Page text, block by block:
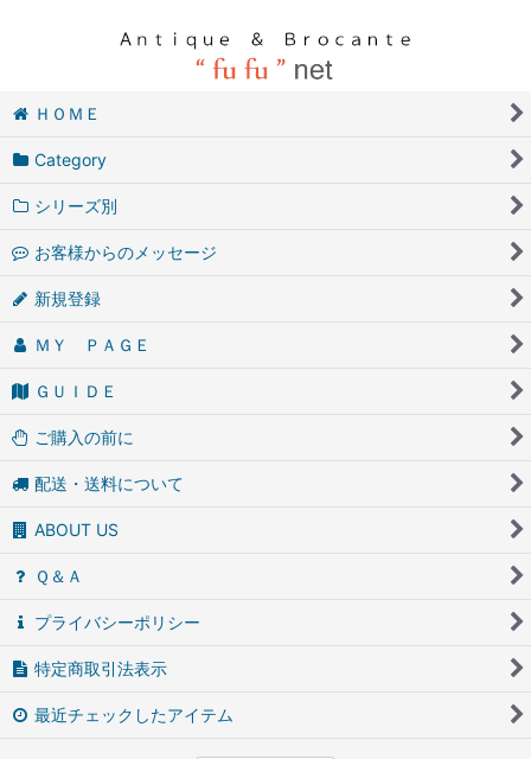
ＨＯＭＥ
Category
シリーズ別
お客様からのメッセージ
新規登録
ＭＹ ＰＡＧＥ
ＧＵＩＤＥ
ご購入の前に
配送・送料について
ABOUT US
Ｑ＆Ａ
プライバシーポリシー
特定商取引法表示
最近チェックしたアイテム